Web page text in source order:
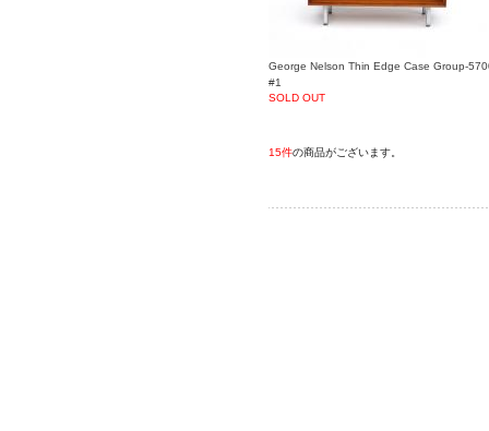
George Nelson Thin Edge Case Group-
#1
SOLD OUT
15件の商品がございます。